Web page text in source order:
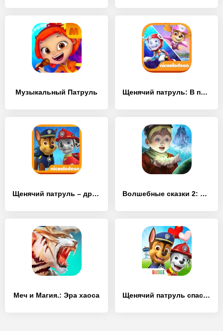
Музыкальный Патруль Щенячий патруль: В полёт!
Щенячий патруль – друзьям Волшебные сказки 2: Бобовый стебель (Full)
Меч и Магия.: Эра хаоса Щенячий патруль спасает мир